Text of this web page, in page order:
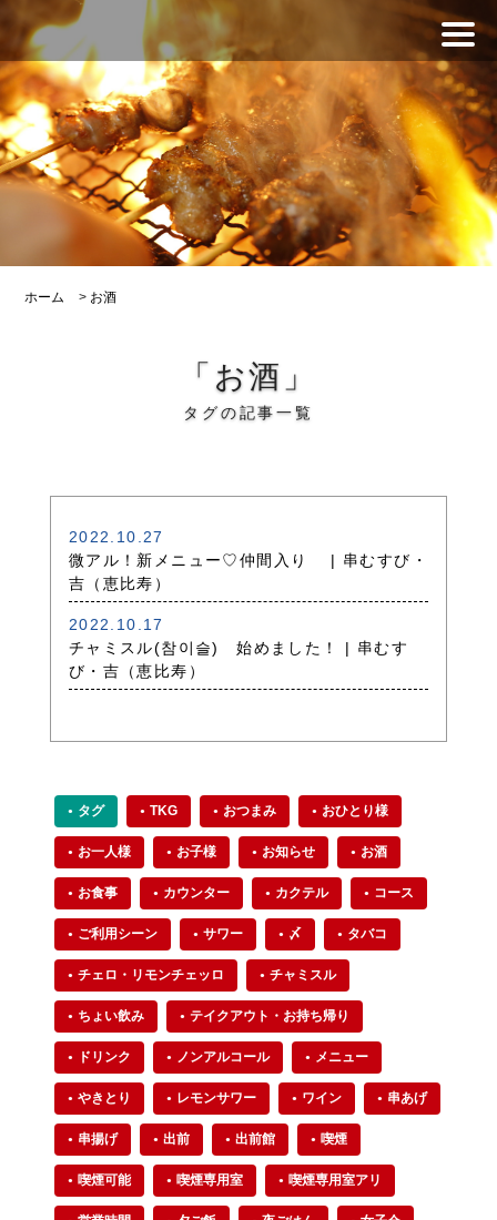
ホーム > お酒
「お酒」
タグの記事一覧
2022.10.27
微アル！新メニュー♡仲間入り | 串むすび・
吉（恵比寿）
2022.10.17
チャミスル(참이슬) 始めました！ | 串むす
び・吉（恵比寿）
タグ TKG おつまみ おひとり様
お一人様 お子様 お知らせ お酒
お食事 カウンター カクテル コース
ご利用シーン サワー 〆 タバコ
チェロ・リモンチェッロ チャミスル
ちょい飲み テイクアウト・お持ち帰り
ドリンク ノンアルコール メニュー
やきとり レモンサワー ワイン 串あげ
串揚げ 出前 出前館 喫煙
喫煙可能 喫煙専用室 喫煙専用室アリ